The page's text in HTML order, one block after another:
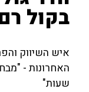
בקול
איש השיווק
שעות"